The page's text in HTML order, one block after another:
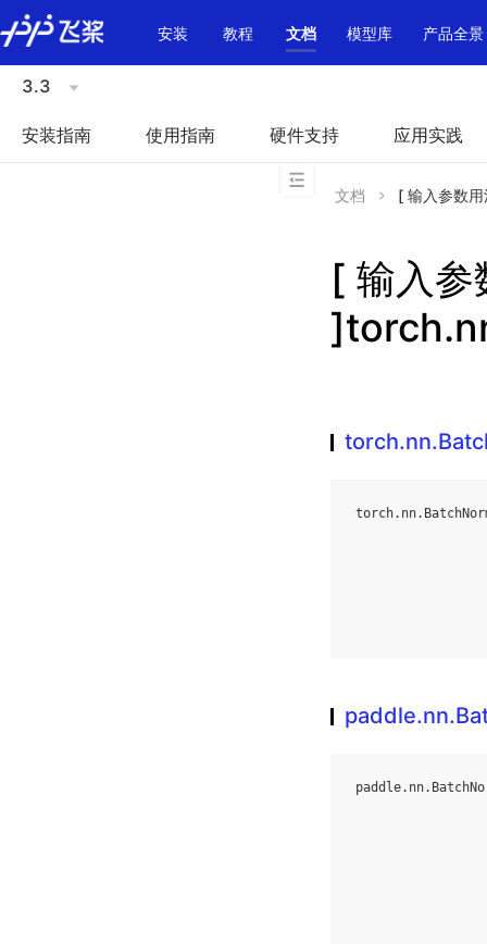
\u200E
安装
教程 文档 模型库 产品全景
3.3
安装指南 使用指南 硬件支持 应用实践
文档 [ 输入参数
[ 输入参
torch. nn.
paddle. nn.